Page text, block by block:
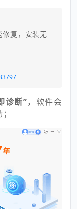
修复，安装无
诊断”，软件会